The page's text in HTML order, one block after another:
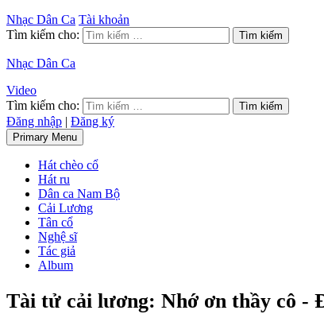
Nhạc Dân Ca Tài khoản
Tìm kiếm cho:
Nhạc Dân Ca
Video
Tìm kiếm cho:
Đăng nhập | Đăng ký
Primary Menu
Hát chèo cổ
Hát ru
Dân ca Nam Bộ
Cải Lương
Tân cổ
Nghệ sĩ
Tác giả
Album
Tài tử cải lương: Nhớ ơn thầy cô -